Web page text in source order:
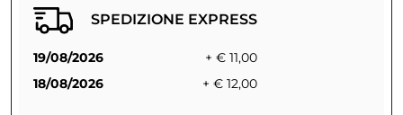
SPEDIZIONE EXPRESS
19/08/2026
+ € 11,00
18/08/2026
+ € 12,00